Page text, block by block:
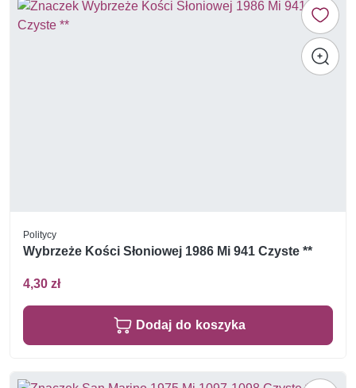
Politycy
Wybrzeże Kości Słoniowej 1986 Mi 941 Czyste **
4,30 zł
Dodaj do koszyka